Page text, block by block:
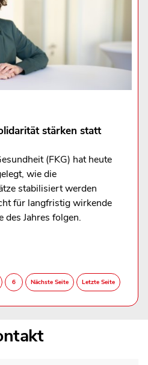
stärken statt
(FKG) hat heute
wie die
stabilisiert werden
für langfristig wirkende
des Jahres folgen.